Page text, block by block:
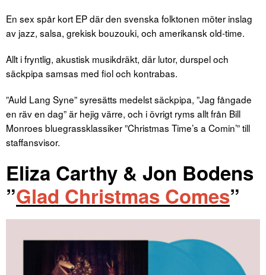
En sex spår kort EP där den svenska folktonen möter inslag
av jazz, salsa, grekisk bouzouki, och amerikansk old-time.
Allt i fryntlig, akustisk musikdräkt, där lutor, durspel och
säckpipa samsas med fiol och kontrabas.
”Auld Lang Syne” syresätts medelst säckpipa, ”Jag fångade
en räv en dag” är hejig värre, och i övrigt ryms allt från Bill
Monroes bluegrassklassiker ”Christmas Time’s a Comin’” till
staffansvisor.
Eliza Carthy & Jon Bodens
”Glad Christmas Comes”